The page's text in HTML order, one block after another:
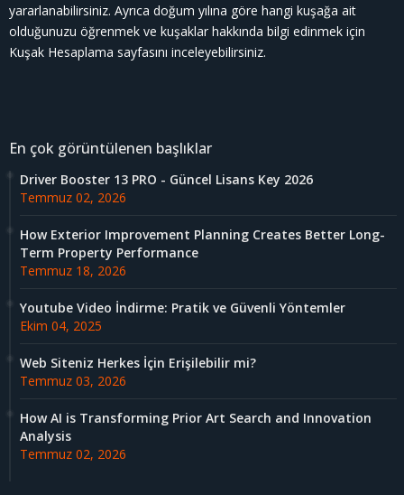
yararlanabilirsiniz. Ayrıca doğum yılına göre hangi kuşağa ait
olduğunuzu öğrenmek ve kuşaklar hakkında bilgi edinmek için
Kuşak Hesaplama sayfasını inceleyebilirsiniz.
En çok görüntülenen başlıklar
Driver Booster 13 PRO - Güncel Lisans Key 2026
Temmuz 02, 2026
How Exterior Improvement Planning Creates Better Long-
Term Property Performance
Temmuz 18, 2026
Youtube Video İndirme: Pratik ve Güvenli Yöntemler
Ekim 04, 2025
Web Siteniz Herkes İçin Erişilebilir mi?
Temmuz 03, 2026
How AI is Transforming Prior Art Search and Innovation
Analysis
Temmuz 02, 2026